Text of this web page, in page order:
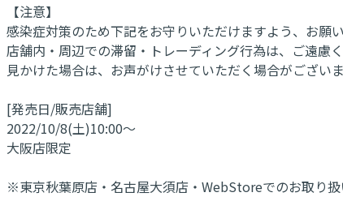
【注意】
感染症対策のため下記をお守りいただけますよう、お願い
店舗内・周辺での滞留・トレーディング行為は、ご遠慮く
見かけた場合は、お声がけさせていただく場合がございま
[発売日/販売店舗]
2022/10/8(土)10:00～
大阪店限定
※東京秋葉原店・名古屋大須店・WebStoreでのお取り扱